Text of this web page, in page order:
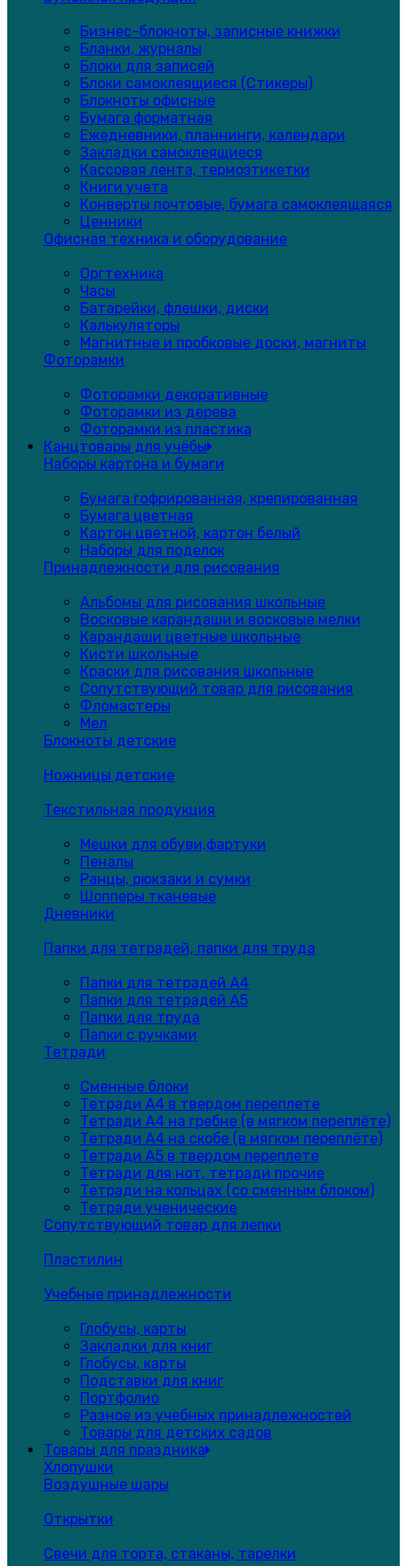
Бизнес-блокноты, записные книжки
Бланки, журналы
Блоки для записей
Блоки самоклеящиеся (Стикеры)
Блокноты офисные
Бумага форматная
Ежедневники, планнинги, календари
Закладки самоклеящиеся
Кассовая лента, термоэтикетки
Книги учета
Конверты почтовые, бумага самоклеящаяся
Ценники
Офисная техника и оборудование
Оргтехника
Часы
Батарейки, флешки, диски
Калькуляторы
Магнитные и пробковые доски, магниты
Фоторамки
Фоторамки декоративные
Фоторамки из дерева
Фоторамки из пластика
Канцтовары для учёбы
Наборы картона и бумаги
Бумага гофрированная, крепированная
Бумага цветная
Картон цветной, картон белый
Наборы для поделок
Принадлежности для рисования
Альбомы для рисования школьные
Восковые карандаши и восковые мелки
Карандаши цветные школьные
Кисти школьные
Краски для рисования школьные
Сопутствующий товар для рисования
Фломастеры
Мел
Блокноты детские
Ножницы детские
Текстильная продукция
Мешки для обуви,фартуки
Пеналы
Ранцы, рюкзаки и сумки
Шопперы тканевые
Дневники
Папки для тетрадей, папки для труда
Папки для тетрадей А4
Папки для тетрадей А5
Папки для труда
Папки с ручками
Тетради
Сменные блоки
Тетради А4 в твердом переплете
Тетради А4 на гребне (в мягком переплёте)
Тетради А4 на скобе (в мягком переплёте)
Тетради А5 в твердом переплете
Тетради для нот, тетради прочие
Тетради на кольцах (со сменным блоком)
Тетради ученические
Сопутствующий товар для лепки
Пластилин
Учебные принадлежности
Глобусы, карты
Закладки для книг
Глобусы, карты
Подставки для книг
Портфолио
Разное из учебных принадлежностей
Товары для детских садов
Товары для праздника
Хлопушки
Воздушные шары
Открытки
Свечи для торта, стаканы, тарелки